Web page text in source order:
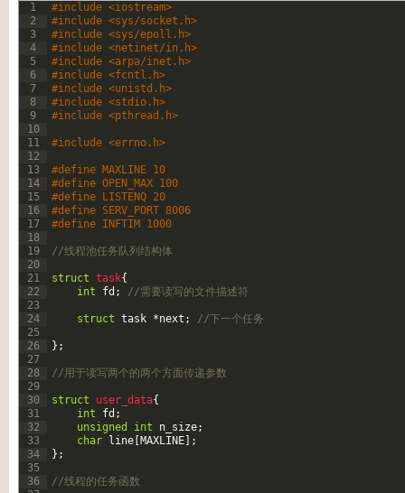
1
2
3
4
5
6
7
8
9
10
11
12
13
14
15
16
17
18
19
20
21
22
23
24
25
26
27
28
29
30
31
32
33
34
35
36
#include <iostream>
#include <sys/socket.h>
#include <sys/epoll.h>
#include <netinet/in.h>
#include <arpa/inet.h>
#include <fcntl.h>
#include <unistd.h>
#include <stdio.h>
#include <pthread.h>
#include <errno.h>
#define MAXLINE 10
#define OPEN_MAX 100
#define LISTENQ 20
#define SERV_PORT 8006
#define INFTIM 1000
//线程池任务队列结构体
struct task{
int
fd ; //需要读写的文件描述符
struct task *next ; //下一个任务
} ;
//用于读写两个的两个方面传递参数
struct user_data{
int
fd ;
unsigned
int n_size;
char
line MAXLINE
;
} ;
//线程的任务函数